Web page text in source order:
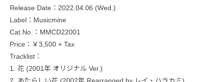
Release Date：2022.04.06 (Wed.)
Label：Musicmine
Cat.No.：MMCD22001
Price：￥3,500 + Tax
Tracklist：
1. 花 (2001年 オリジナル Ver.)
2. あたらしい花 (2002年 Rearranged by レイ・ハラカミ)